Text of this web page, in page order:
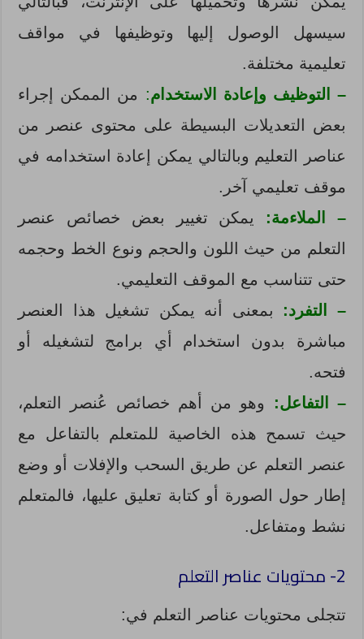
سيسهل الوصول إليها وتوظيفها في مواقف
تعليمية مختلفة.
– التوظيف وإعادة الاستخدام: من الممكن إجراء
بعض التعديلات البسيطة على محتوى عنصر من
عناصر التعليم وبالتالي يمكن إعادة استخدامه في
موقف تعليمي آخر.
– الملاءمة: يمكن تغيير بعض خصائص عنصر
التعلم من حيث اللون والحجم ونوع الخط وحجمه
حتى تتناسب مع الموقف التعليمي.
– التفرد: بمعنى أنه يمكن تشغيل هذا العنصر
مباشرة بدون استخدام أي برامج لتشغيله أو
فتحه.
– التفاعل:
وهو من أهم خصائص عُنصر التعلم،
حيث تسمح هذه الخاصية للمتعلم بالتفاعل مع
عنصر التعلم عن طريق السحب والإفلات أو وضع
إطار حول الصورة أو كتابة تعليق عليها، فالمتعلم
نشط ومتفاعل.
2- محتويات عناصر التعلم
تتجلى محتويات عناصر التعلم في: